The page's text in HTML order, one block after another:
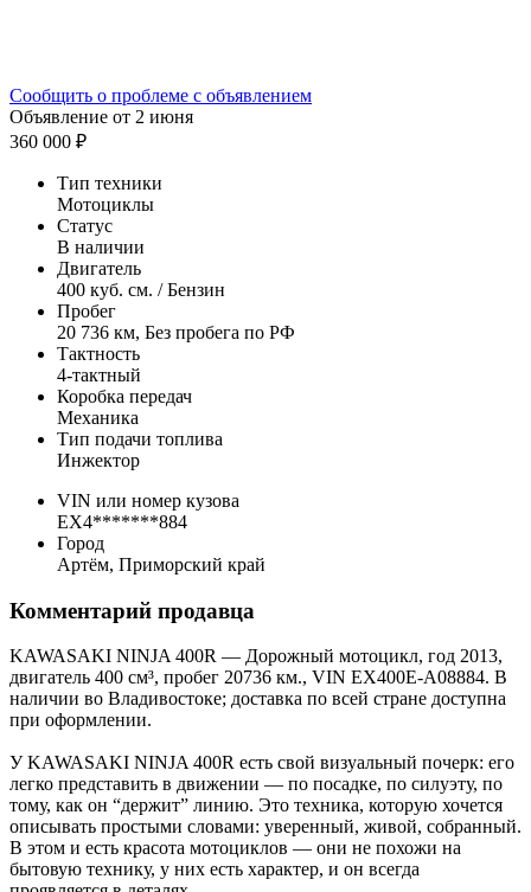
Сообщить о проблеме с объявлением
Объявление от 2 июня
360 000 ₽
Тип техники
Мотоциклы
Статус
В наличии
Двигатель
400 куб. см. / Бензин
Пробег
20 736 км, Без пробега по РФ
Тактность
4-тактный
Коробка передач
Механика
Тип подачи топлива
Инжектор
VIN или номер кузова
EX4*******884
Город
Артём, Приморский край
Комментарий продавца
KAWASAKI NINJA 400R — Дорожный мотоцикл, год 2013,
двигатель 400 см³, пробег 20736 км., VIN EX400E-A08884. В
наличии во Владивостоке; доставка по всей стране доступна
при оформлении.
У KAWASAKI NINJA 400R есть свой визуальный почерк: его
легко представить в движении — по посадке, по силуэту, по
тому, как он “держит” линию. Это техника, которую хочется
описывать простыми словами: уверенный, живой, собранный.
В этом и есть красота мотоциклов — они не похожи на
бытовую технику, у них есть характер, и он всегда